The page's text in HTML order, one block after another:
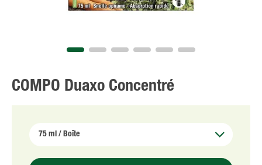
COMPO Duaxo Concentré